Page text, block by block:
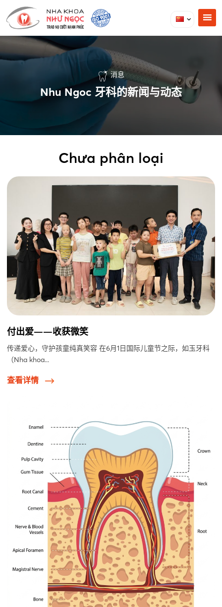
消息
Nhu Ngoc 牙科的新闻与动态
Chưa phân loại
付出爱——收获微笑
传递爱心，守护孩童纯真笑容 在6月1日国际儿童节之际，如玉牙科
（Nha khoa...
查看详情